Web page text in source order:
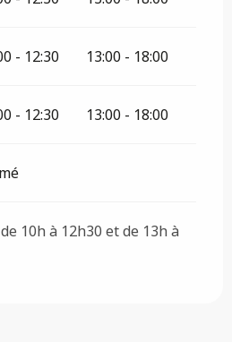
- 12:30 13:00 - 18:00
- 12:30 13:00 - 18:00
10h à 12h30 et de 13h à